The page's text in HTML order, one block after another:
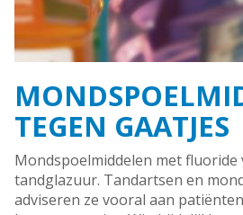
TEGEN GAATJES
Mondspoelmiddelen met
tandglazuur. Tandartsen en
adviseren ze vooral aan